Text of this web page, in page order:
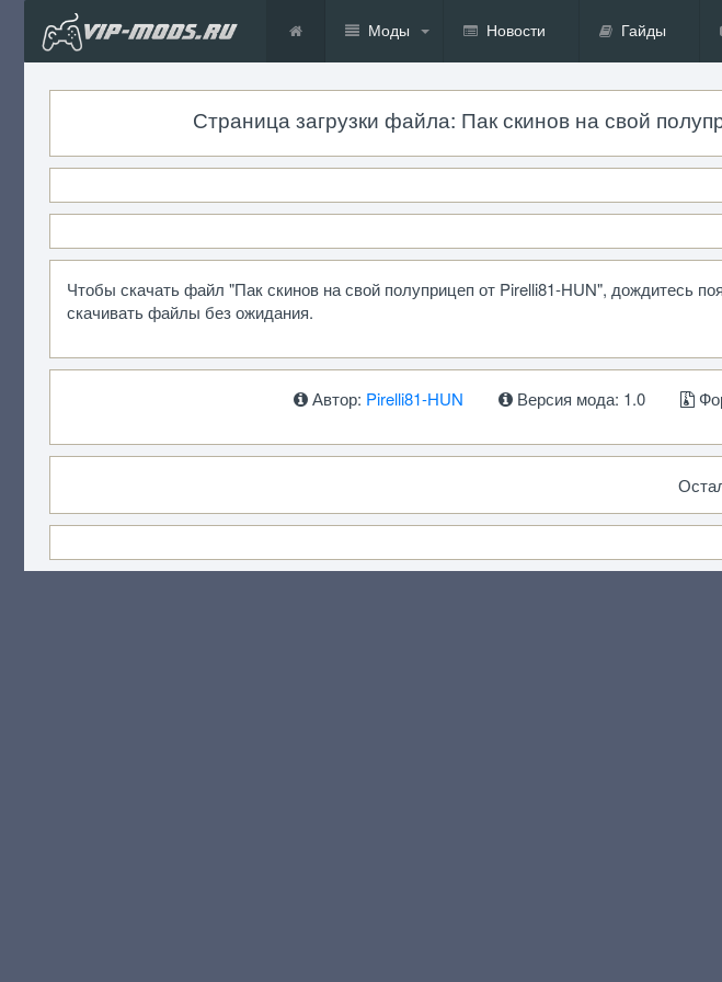
Моды Новости Гайды
Страница загрузки файла: Пак скинов на свой
Чтобы скачать файл "Пак скинов на свой полуприцеп от Pirelli81-HUN", дождитесь
скачивать файлы без ожидания.
Автор: Pirelli81-HUN Версия мода: 1.0